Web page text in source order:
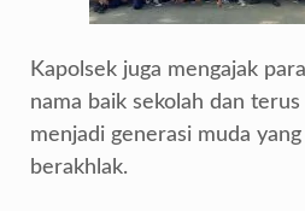
Kapolsek juga mengajak
nama baik sekolah dan
menjadi generasi muda
berakhlak.